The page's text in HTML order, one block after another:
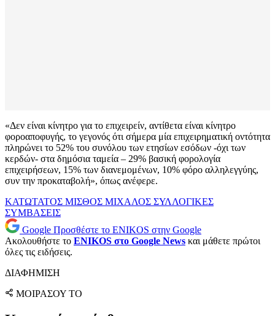
«Δεν είναι κίνητρο για το επιχειρείν, αντίθετα είναι κίνητρο
φοροαποφυγής, το γεγονός ότι σήμερα μία επιχειρηματική οντότητα
πληρώνει το 52% του συνόλου των ετησίων εσόδων -όχι των
κερδών- στα δημόσια ταμεία – 29% βασική φορολογία
επιχειρήσεων, 15% των διανεμομένων, 10% φόρο αλληλεγγύης,
συν την προκαταβολή», όπως ανέφερε.
ΚΑΤΩΤΑΤΟΣ ΜΙΣΘΟΣ ΜΙΧΑΛΟΣ ΣΥΛΛΟΓΙΚΕΣ
ΣΥΜΒΑΣΕΙΣ
Google Προσθέστε το ENIKOS στην Google
Ακολουθήστε το ENIKOS στο Google News και μάθετε πρώτοι
όλες τις ειδήσεις.
ΔΙΑΦΗΜΙΣΗ
ΜΟΙΡΑΣΟΥ ΤΟ